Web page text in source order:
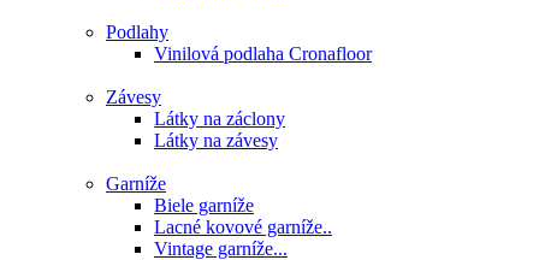
Podlahy
Vinilová podlaha Cronafloor
Závesy
Látky na záclony
Látky na závesy
Garníže
Biele garníže
Lacné kovové garníže..
Vintage garníže...